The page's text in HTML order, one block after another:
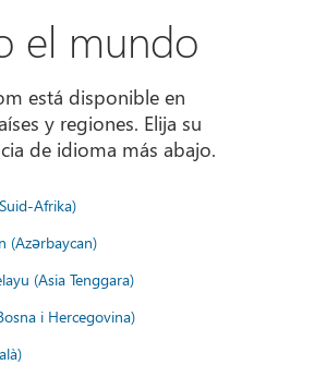
el mundo
está disponible en
y regiones. Elija su
de idioma más abajo.
Afrika)
(Azərbaycan)
(Asia Tenggara)
i Hercegovina)